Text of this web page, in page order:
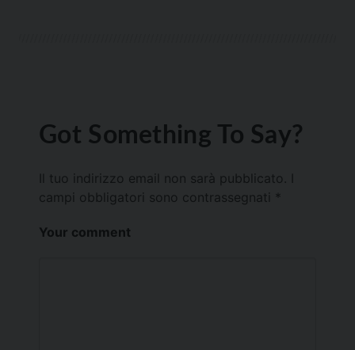
Got Something To Say?
Il tuo indirizzo email non sarà pubblicato.
campi obbligatori sono contrassegnati *
Your comment